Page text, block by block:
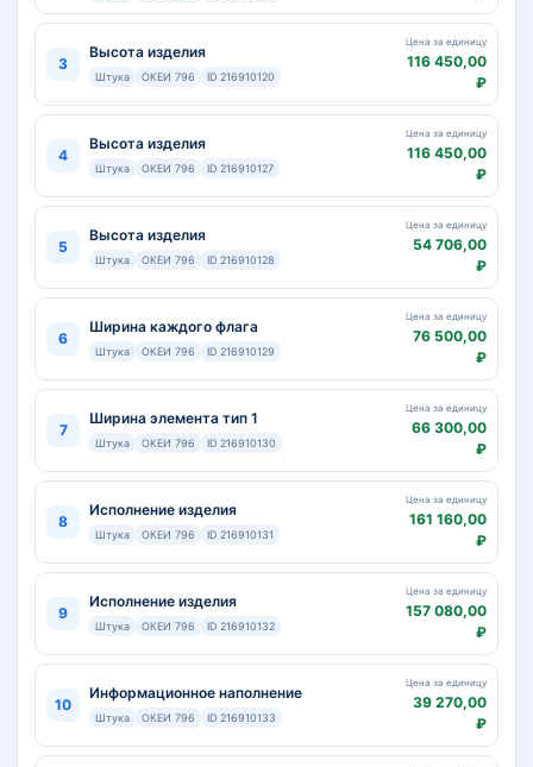
3
Высота изделия
Штука ОКЕИ 796 ID 216910120
Цена за единицу
116 450,00
₽
4
Высота изделия
Штука ОКЕИ 796 ID 216910127
Цена за единицу
116 450,00
₽
5
Высота изделия
Штука ОКЕИ 796 ID 216910128
Цена за единицу
54 706,00
₽
6
Ширина каждого флага
Штука ОКЕИ 796 ID 216910129
Цена за единицу
76 500,00
₽
7
Ширина элемента тип 1
Штука ОКЕИ 796 ID 216910130
Цена за единицу
66 300,00
₽
8
Исполнение изделия
Штука ОКЕИ 796 ID 216910131
Цена за единицу
161 160,00
₽
9
Исполнение изделия
Штука ОКЕИ 796 ID 216910132
Цена за единицу
157 080,00
₽
10
Информационное наполнение
Штука ОКЕИ 796 ID 216910133
Цена за единицу
39 270,00
₽